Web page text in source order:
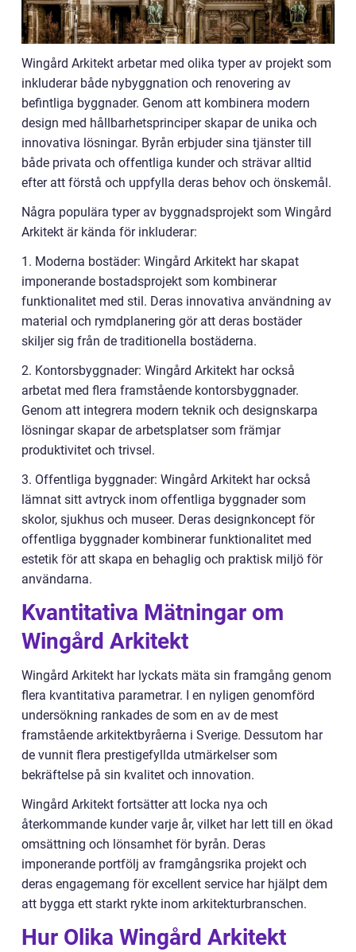
Wingård Arkitekt arbetar med olika typer av projekt som
inkluderar både nybyggnation och renovering av
befintliga byggnader. Genom att kombinera modern
design med hållbarhetsprinciper skapar de unika och
innovativa lösningar. Byrån erbjuder sina tjänster till
både privata och offentliga kunder och strävar alltid
efter att förstå och uppfylla deras behov och önskemål.
Några populära typer av byggnadsprojekt som Wingård
Arkitekt är kända för inkluderar:
1. Moderna bostäder: Wingård Arkitekt har skapat
imponerande bostadsprojekt som kombinerar
funktionalitet med stil. Deras innovativa användning av
material och rymdplanering gör att deras bostäder
skiljer sig från de traditionella bostäderna.
2. Kontorsbyggnader: Wingård Arkitekt har också
arbetat med flera framstående kontorsbyggnader.
Genom att integrera modern teknik och designskarpa
lösningar skapar de arbetsplatser som främjar
produktivitet och trivsel.
3. Offentliga byggnader: Wingård Arkitekt har också
lämnat sitt avtryck inom offentliga byggnader som
skolor, sjukhus och museer. Deras designkoncept för
offentliga byggnader kombinerar funktionalitet med
estetik för att skapa en behaglig och praktisk miljö för
användarna.
Kvantitativa Mätningar om
Wingård Arkitekt
Wingård Arkitekt har lyckats mäta sin framgång genom
flera kvantitativa parametrar. I en nyligen genomförd
undersökning rankades de som en av de mest
framstående arkitektbyråerna i Sverige. Dessutom har
de vunnit flera prestigefyllda utmärkelser som
bekräftelse på sin kvalitet och innovation.
Wingård Arkitekt fortsätter att locka nya och
återkommande kunder varje år, vilket har lett till en ökad
omsättning och lönsamhet för byrån. Deras
imponerande portfölj av framgångsrika projekt och
deras engagemang för excellent service har hjälpt dem
att bygga ett starkt rykte inom arkitekturbranschen.
Hur Olika Wingård Arkitekt